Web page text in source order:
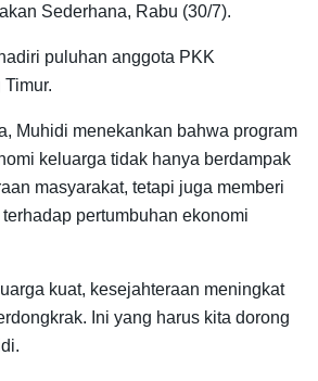
Sederhana, Rabu (30/7).
puluhan anggota PKK
Muhidi menekankan bahwa program
keluarga tidak hanya berdampak
masyarakat, tetapi juga memberi
pertumbuhan ekonomi
kuat, kesejahteraan meningkat
Ini yang harus kita dorong